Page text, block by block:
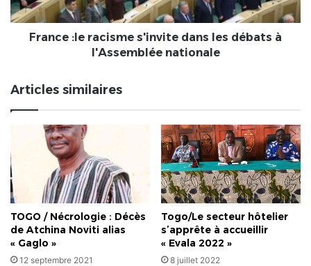
à
l'Assemblée
nationaleFrance :le racisme s'invite dans les débats à
l'Assemblée nationale
Articles similaires
TOGO / Nécrologie : Décès
de Atchina Noviti alias
« Gaglo »
12 septembre 2021
Togo/Le secteur hôtelier
s’apprête à accueillir
« Evala 2022 »
8 juillet 2022